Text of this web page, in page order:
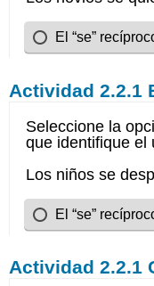
Actividad 2.2.1
Actividad 2.2.1